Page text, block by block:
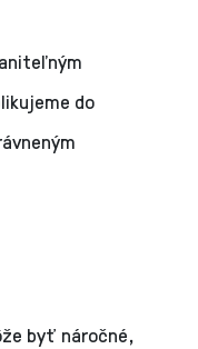
do
byť náročné,